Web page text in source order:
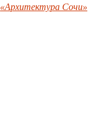
«Архитектура Сочи»